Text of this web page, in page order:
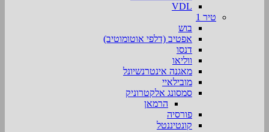
VDL
טיר 1
בוש
אפטיב (דלפי אוטומוטיב)
דנסו
ווליאו
מאגנה אינטרנשיונל
מובילאיי
סמסונג אלקטרוניק
הרמאן
פורסיה
קונטיננטל